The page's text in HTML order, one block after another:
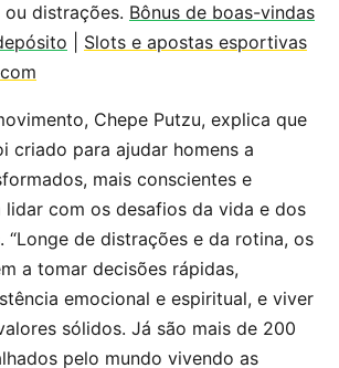
distrações. Bônus de boas-vindas
Slots e apostas esportivas
Chepe Putzu, explica que
criado para ajudar homens a
mais conscientes e
lidar com os desafios da vida e dos
“Longe de distrações e da rotina, os
a tomar decisões rápidas,
emocional e espiritual, e viver
sólidos. Já são mais de 200
pelo mundo vivendo as